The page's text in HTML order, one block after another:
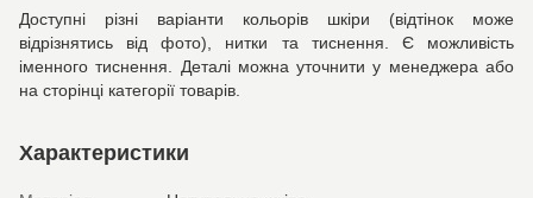
Доступні різні варіанти кольорів шкіри (відтінок може
відрізнятись від фото), нитки та тиснення. Є можливість
іменного тиснення. Деталі можна уточнити у менеджера або
на сторінці категорії товарів.
Характеристики